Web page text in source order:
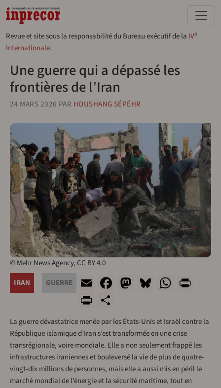
Aller au contenu principal
Revue et site sous la responsabilité du Bureau exécutif de la IVe
Internationale.
Une guerre qui a dépassé les
frontières de l’Iran
24 MARS 2026 PAR HOUSHANG SÉPÉHR
© Mehr News Agency, CC BY 4.0
IRAN
GUERRE EmailFacebook
Mastodon
Bluesky
PrintFriendly
La guerre dévastatrice menée par les États-Unis et Israël contre la
République islamique d’Iran s’est transformée en une crise
transrégionale, voire mondiale. Elle a non seulement frappé les
infrastructures iraniennes et bouleversé la vie de plus de quatre-
vingt-dix millions de personnes, mais elle a aussi mis en péril le
marché mondial de l’énergie et la sécurité maritime, tout en